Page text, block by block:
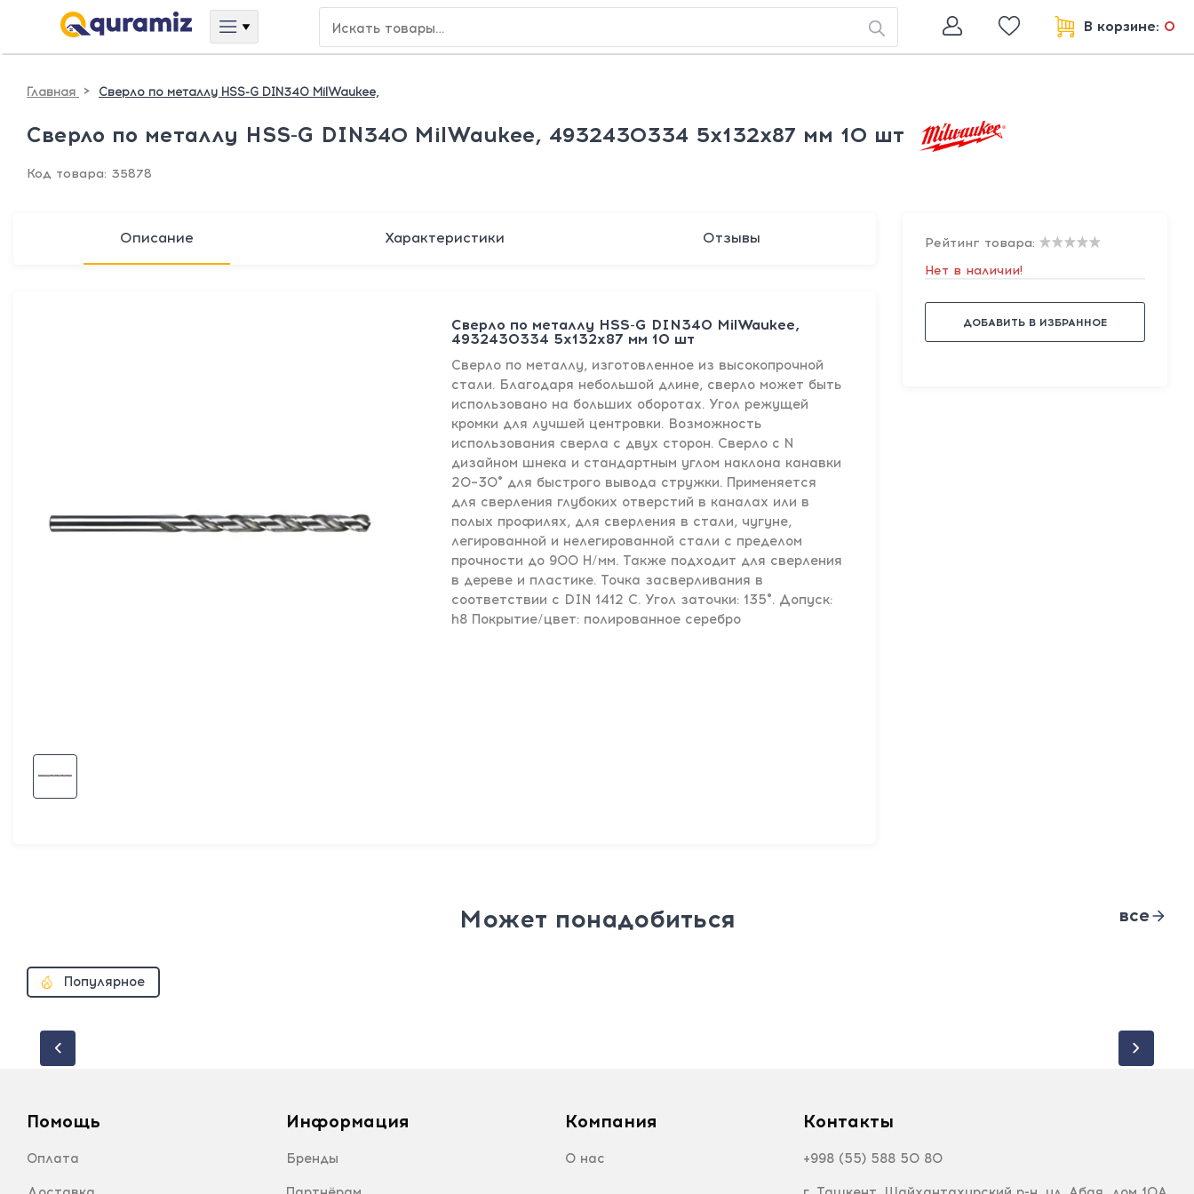
В корзине: 0
Главная > Сверло по металлу HSS-G DIN340 MilWaukee,
Сверло по металлу HSS-G DIN340 MilWaukee, 4932430334 5х132х87 мм 10 шт
Код товара: 35878
Описание Характеристики Отзывы
Сверло по металлу HSS-G DIN340 MilWaukee,
4932430334 5х132х87 мм 10 шт
Сверло по металлу, изготовленное из высокопрочной
стали. Благодаря небольшой длине, сверло может быть
использовано на больших оборотах. Угол режущей
кромки для лучшей центровки. Возможность
использования сверла с двух сторон. Сверло с N
дизайном шнека и стандартным углом наклона канавки
20–30° для быстрого вывода стружки. Применяется
для сверления глубоких отверстий в каналах или в
полых профилях, для сверления в стали, чугуне,
легированной и нелегированной стали с пределом
прочности до 900 Н/мм. Также подходит для сверления
в дереве и пластике. Точка засверливания в
соответствии с DIN 1412 C. Угол заточки: 135°. Допуск:
h8 Покрытие/цвет: полированное серебро
Рейтинг товара:
Нет в наличии!
ДОБАВИТЬ В ИЗБРАННОЕ
Может понадобиться все
Популярное
Помощь
Оплата
Информация
Бренды
Компания
О нас
Контакты
+998 (55) 588 50 80